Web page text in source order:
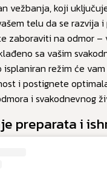
vežbanja, koji
telu da se razvija
zaboraviti na odmor –
sa vašim
isplaniran režim će
i postignete
i svakodnevnog
preparata i